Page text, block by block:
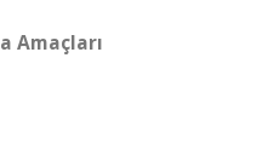
Amaçları